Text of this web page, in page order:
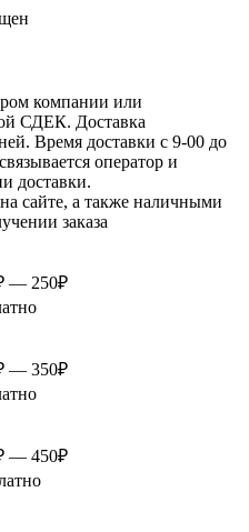
компании или
СДЕК. Доставка
Время доставки с 9-00 до
оператор и
доставки.
сайте, а также наличными
заказа
— 250₽
— 350₽
— 450₽